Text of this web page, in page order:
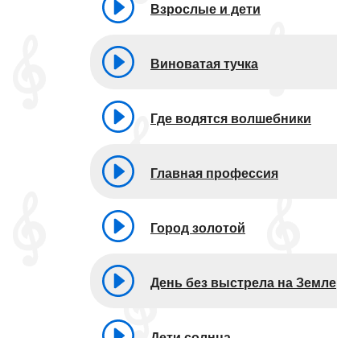
Взрослые и дети
Виноватая тучка
Где водятся волшебники
Главная профессия
Город золотой
День без выстрела на Земле